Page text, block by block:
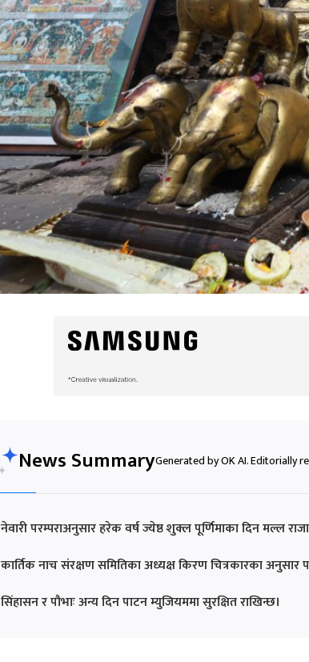
News SummaryGenerated by OK AI. Editorially
नेवारी परम्पराअनुसार हरेक वर्ष ज्येष्ठ शुक्ल पूर्णिमाका दिन मल्ल
कार्तिक नाच संरक्षण समितिका अध्यक्ष किरण चित्रकारका अनुसार
सिंहासन र पौभाः अन्य दिन पाटन म्युजियममा सुरक्षित राखिन्छ।